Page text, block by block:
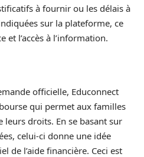
à fournir ou les délais à
sur la plateforme, ce
l’accès à l’information.
officielle, Educonnect
qui permet aux familles
leurs droits. En se basant sur
celui-ci donne une idée
de l’aide financière. Ceci est